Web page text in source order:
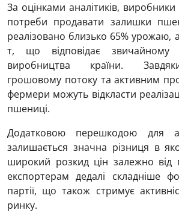
За оцінками аналітиків,
потреби продавати залишки
реалізовано близько 65%
т, що відповідає звичайному
виробництва країни.
грошовому потоку та активним
фермери можуть відкласти
пшениці.
Додатковою перешкодою для
залишається значна різниця в
широкий розкид цін залежно від
експортерам дедалі складніше
партії, що також стримує
ринку.